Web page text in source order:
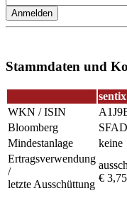
Anmelden
Stammdaten und
WKN / ISIN
Bloomberg
Mindestanlage
keine
Ertragsverwendung
/
letzte Ausschüttung
€